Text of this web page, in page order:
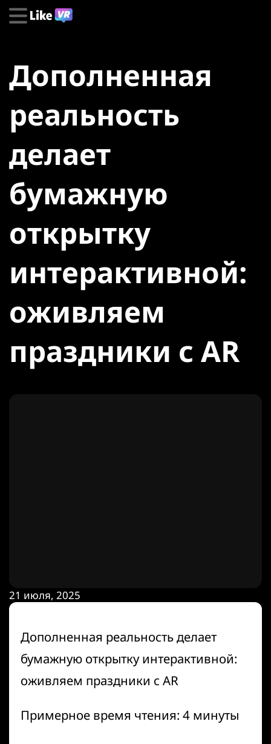
Дополненная
реальность
делает
бумажную
открытку
интерактивной:
оживляем
праздники с AR
21 июля, 2025
Дополненная реальность делает
бумажную открытку интерактивной:
оживляем праздники с AR
Примерное время чтения: 4 минуты